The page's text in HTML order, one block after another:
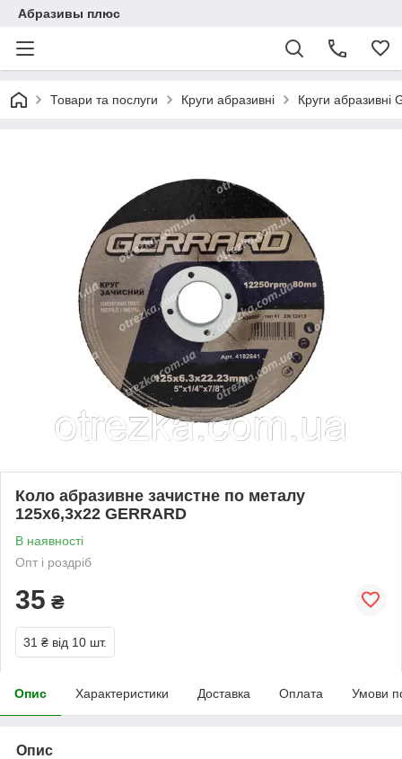
Абразивы плюс
Товари та послуги Круги абразивні Круги абразивні
Коло абразивне зачистне по металу
125х6,3х22 GERRARD
В наявності
Опт і роздріб
35 ₴
31 ₴ від 10 шт.
Опис Характеристики Доставка Оплата Умови
Опис